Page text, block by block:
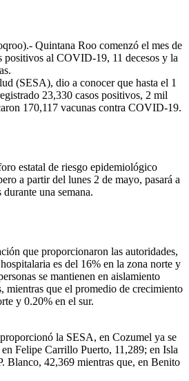
Quintana Roo comenzó el mes de
positivos al COVID-19, 11 decesos y la
(SESA), dio a conocer que hasta el 1
23,330 casos positivos, 2 mil
170,117 vacunas contra COVID-19.
estatal de riesgo epidemiológico
a partir del lunes 2 de mayo, pasará a
una semana.
que proporcionaron las autoridades,
es del 16% en la zona norte y
se mantienen en aislamiento
mientras que el promedio de crecimiento
y 0.20% en el sur.
la SESA, en Cozumel ya se
Felipe Carrillo Puerto, 11,289; en Isla
Blanco, 42,369 mientras que, en Benito